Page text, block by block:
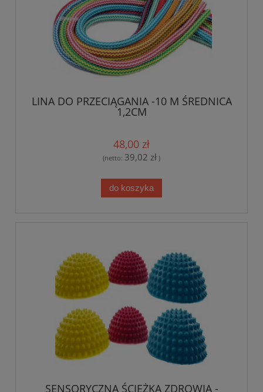
LINA DO PRZECIĄGANIA -10 M ŚREDNICA
1,2CM
48,00 zł
(netto: 39,02 zł )
do koszyka
SENSORYCZNA ŚCIEŻKA ZDROWIA -